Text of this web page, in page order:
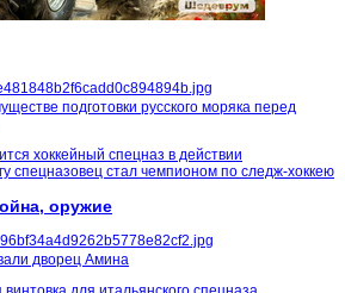
подготовки русского моряка перед
хоккейный спецназ в действии
спецназовец стал чемпионом по следж-хоккею
оружие
дворец Амина